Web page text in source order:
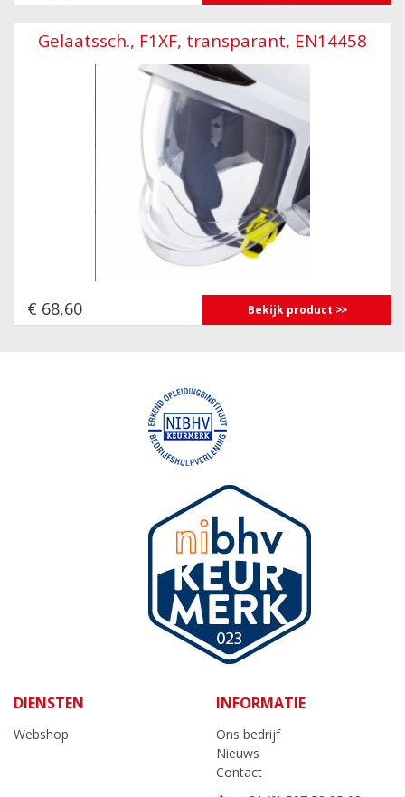
Gelaatssch., F1XF, transparant, EN14458
€ 68,60 Bekijk product
DIENSTEN
Webshop
INFORMATIE
Ons bedrijf
Nieuws
Contact